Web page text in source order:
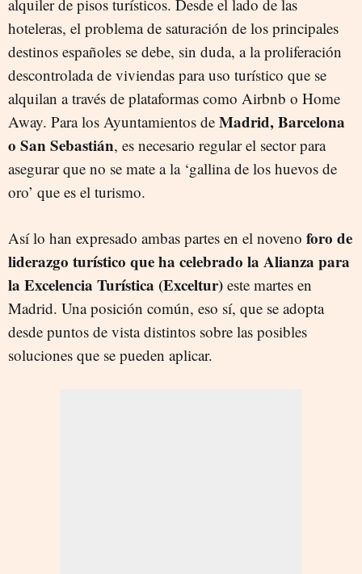
alquiler de pisos turísticos. Desde el lado de las
hoteleras, el problema de saturación de los principales
destinos españoles se debe, sin duda, a la proliferación
descontrolada de viviendas para uso turístico que se
alquilan a través de plataformas como Airbnb o Home
Away. Para los Ayuntamientos de Madrid, Barcelona
o San Sebastián, es necesario regular el sector para
asegurar que no se mate a la ‘gallina de los huevos de
oro’ que es el turismo.
Así lo han expresado ambas partes en el noveno foro de
liderazgo turístico que ha celebrado la Alianza para
la Excelencia Turística (Exceltur) este martes en
Madrid. Una posición común, eso sí, que se adopta
desde puntos de vista distintos sobre las posibles
soluciones que se pueden aplicar.